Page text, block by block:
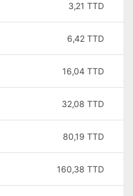
3,21 TTD
6,42 TTD
16,04 TTD
32,08 TTD
80,19 TTD
160,38 TTD